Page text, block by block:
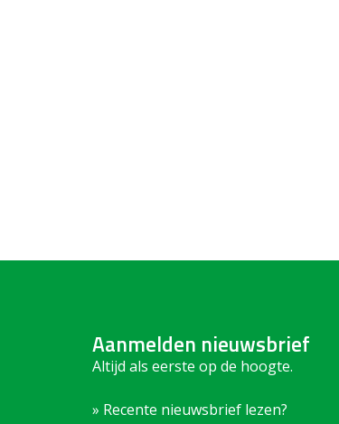
Aanmelden nieuwsbrief
Altijd als eerste op de hoogte.
» Recente nieuwsbrief lezen?